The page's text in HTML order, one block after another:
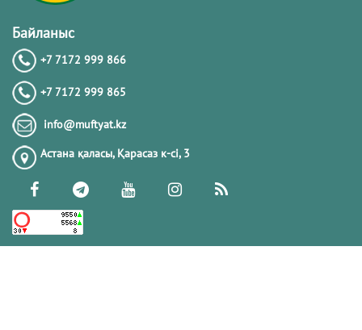
Байланыс
+7 7172 999 866
+7 7172 999 865
info@muftyat.kz
Астана қаласы, Қарасаз к-сi, 3